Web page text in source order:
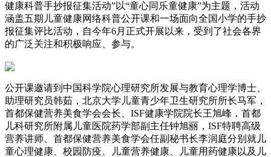
健康科普手抄报征集活动”以“童心同乐童健康”为主题，活动
涵盖五期儿童健康网络科普公开课和一场面向全国小学的手抄
报征集评比活动，自今年6月正式开展以来，受到了社会各界
的广泛关注和积极响应、参与。
公开课邀请到中国科学院心理研究所发展与教育心理学博士、
助理研究员韩茹，北京大学儿童青少年卫生研究所所长马军，
首都保健营养美食学会会长、ISF健康学院院长王旭峰，首都
儿科研究所附属儿童医院药学部副主任钟旭丽，ISF特聘高级
营养讲师、首都保健营养美食学会任副秘书长李润庭分别就儿
童心理健康、校园防疫、儿童营养健康、儿童用药健康以及儿